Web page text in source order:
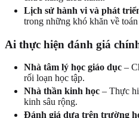
Lịch sử hành vi và phát
trong những khó khăn về
Ai thực hiện đánh giá
Nhà tâm lý học giáo dục –
rối loạn học tập.
Nhà thần kinh học – Thực
kinh sâu rộng.
Đánh giá dựa trên trường